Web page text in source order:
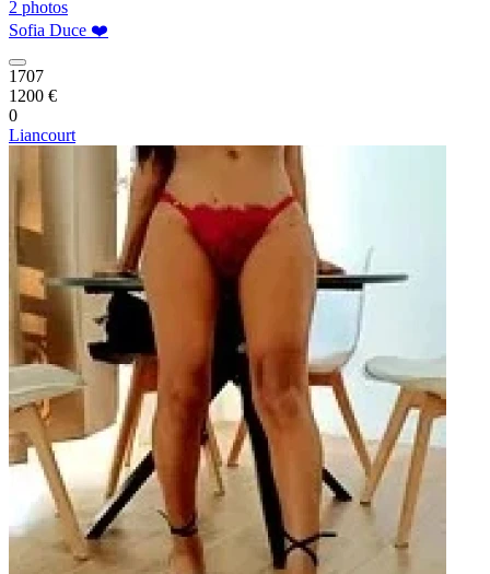
2 photos
Sofia Duce ❤️
1707
1200 €
0
Liancourt